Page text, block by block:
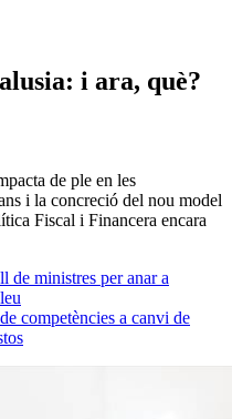
i ara, què?
de ple en les
i la concreció del nou model
Fiscal i Financera encara
de ministres per anar a
competències a canvi de